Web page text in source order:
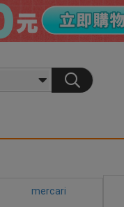
mercari